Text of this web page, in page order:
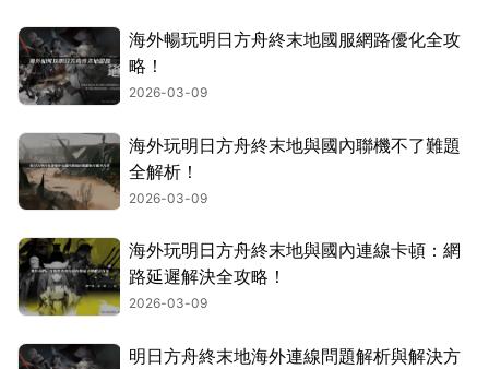
海外暢玩明日方舟終末地國服網路優化全攻
略！
2026-03-09
海外玩明日方舟終末地與國內聯機不了難題
全解析！
2026-03-09
海外玩明日方舟終末地與國內連線卡頓：網
路延遲解決全攻略！
2026-03-09
明日方舟終末地海外連線問題解析與解決方